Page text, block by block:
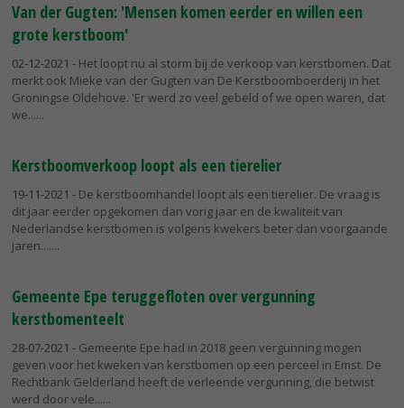
Van der Gugten: 'Mensen komen eerder en willen een
grote kerstboom'
02-12-2021 - Het loopt nu al storm bij de verkoop van kerstbomen. Dat
merkt ook Mieke van der Gugten van De Kerstboomboerderij in het
Groningse Oldehove. 'Er werd zo veel gebeld of we open waren, dat
we...
Kerstboomverkoop loopt als een tierelier
19-11-2021 - De kerstboomhandel loopt als een tierelier. De vraag is
dit jaar eerder opgekomen dan vorig jaar en de kwaliteit van
Nederlandse kerstbomen is volgens kwekers beter dan voorgaande
jaren....
Gemeente Epe teruggefloten over vergunning
kerstbomenteelt
28-07-2021 - Gemeente Epe had in 2018 geen vergunning mogen
geven voor het kweken van kerstbomen op een perceel in Emst. De
Rechtbank Gelderland heeft de verleende vergunning, die betwist
werd door vele...